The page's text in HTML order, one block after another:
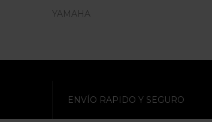
YAMAHA
ENVÍO RAPIDO Y SEGURO